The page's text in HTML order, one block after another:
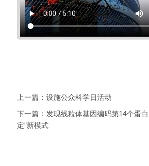
上一篇： 设施公众科学日活动
下一篇： 发现线粒体基因编码第14个蛋
定”新模式